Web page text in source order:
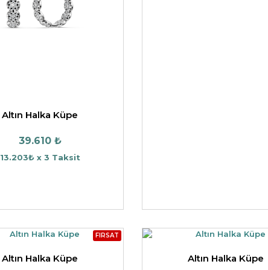
HARFLI KOLYE UCU
Altın Halka Küpe
39.610 ₺
13.203₺ x 3 Taksit
FIRSAT
Altın Halka Küpe Altın Halka Küpe